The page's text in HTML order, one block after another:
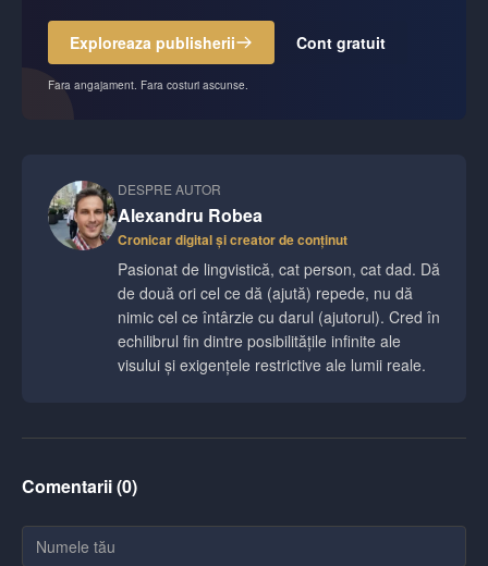
Exploreaza publisherii Cont gratuit
Fara angajament. Fara costuri ascunse.
DESPRE AUTOR
Alexandru Robea
Cronicar digital și creator de conținut
Pasionat de lingvistică, cat person, cat dad. Dă
de două ori cel ce dă (ajută) repede, nu dă
nimic cel ce întârzie cu darul (ajutorul). Cred în
echilibrul fin dintre posibilitățile infinite ale
visului și exigențele restrictive ale lumii reale.
Comentarii (0)